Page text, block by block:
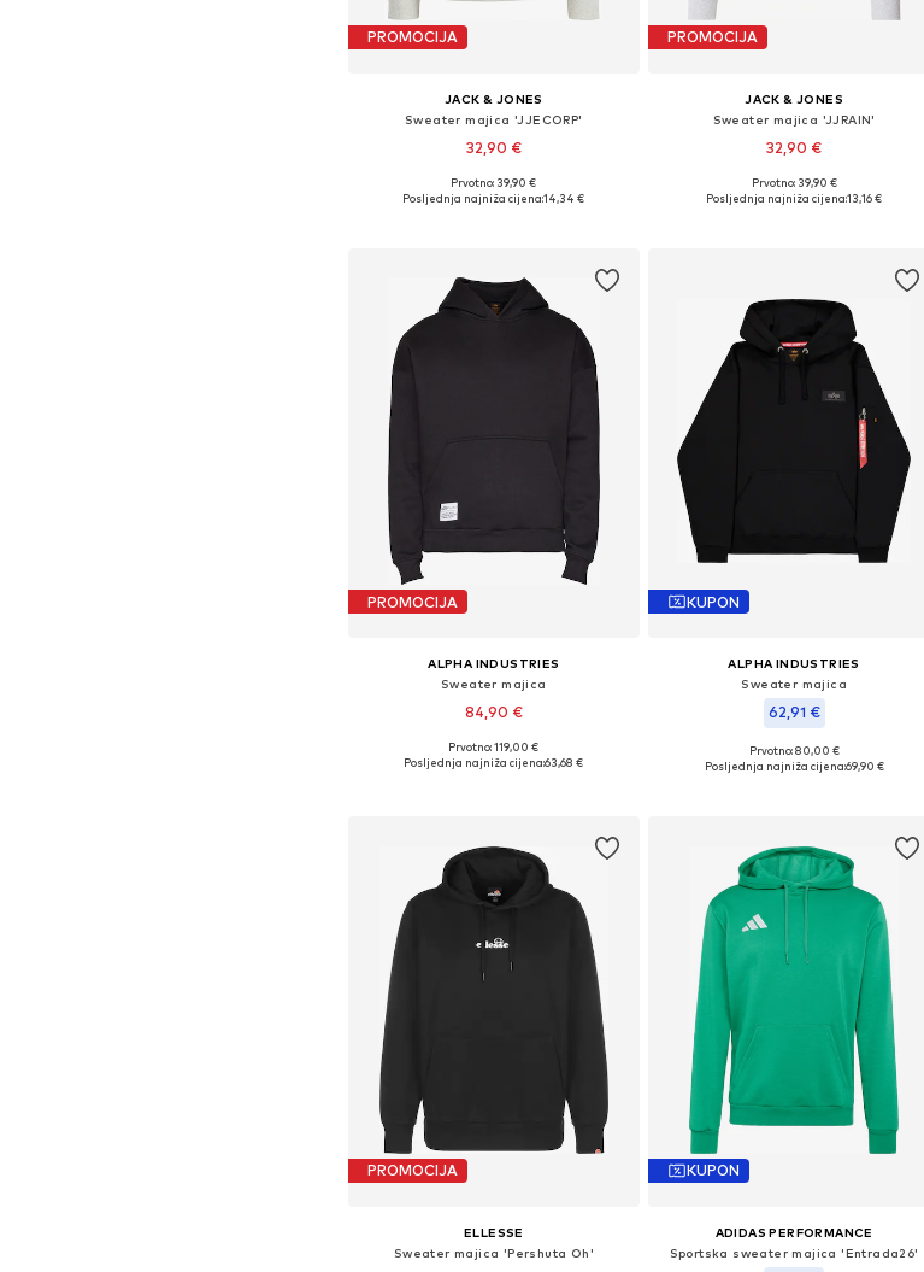
PROMOCIJA
JACK & JONES
Sweater majica 'JJECORP'
32,90 €
+ 3
Dostupne veličine: S, M, L, XXL
Prvotno: 39,90 €
Posljednja najniža cijena:14,34 €
PROMOCIJA
JACK & JONES
Sweater majica 'JJRAIN'
32,90 €
Dostupne veličine: S, M, L, XL
Prvotno: 39,90 €
Posljednja najniža cijena:13,16 €
PROMOCIJA
ALPHA INDUSTRIES
Sweater majica
84,90 €
Dostupne veličine: S, M, L, XL
Prvotno: 119,00 €
Posljednja najniža cijena:63,68 €
KUPON
ALPHA INDUSTRIES
Sweater majica
62,91 €
Dostupne veličine: S, M, L, XL, XXL
Prvotno: 80,00 €
Posljednja najniža cijena:69,90 €
PROMOCIJA
ELLESSE
Sweater majica 'Pershuta Oh'
KUPON
ADIDAS PERFORMANCE
Sportska sweater majica 'Entrada26'